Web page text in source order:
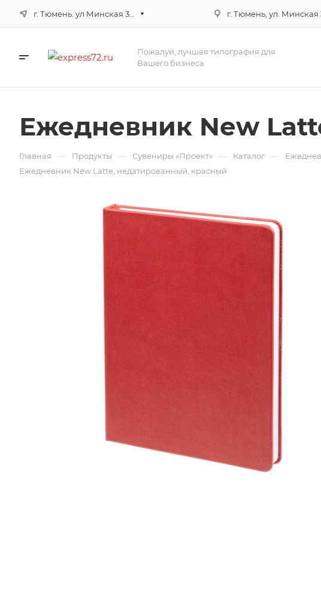
г. Тюмень, ул. Минская
Пожалуй, лучшая типография для
Вашего бизнеса
Ежедневник New
Главная — Продукты — Сувениры «Проект» — Каталог —
Ежедневник New Latte, недатированный, красный